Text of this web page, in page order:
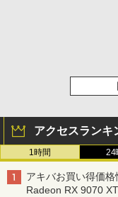
アクセスランキ
1時間 24
アキバお買い得価格
Radeon RX 9070